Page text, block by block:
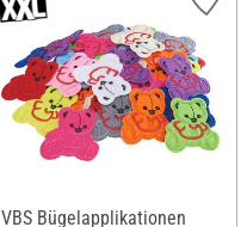
VBS Bügelapplikationen